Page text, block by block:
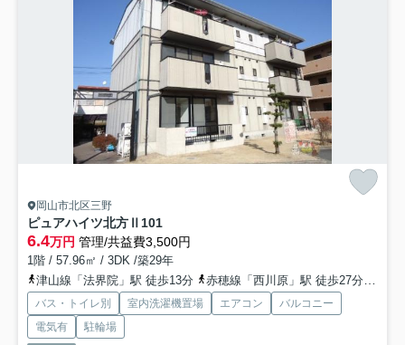
岡山市北区三野
ピュアハイツ北方Ⅱ 101
6.4万円 管理/共益費3,500円
1階 / 57.96㎡ / 3DK /築29年
津山線「法界院」駅 徒歩13分
赤穂線「西川原」駅 徒歩27分
バス・トイレ別 室内洗濯機置場 エアコン
バルコニー
電気有
駐輪場